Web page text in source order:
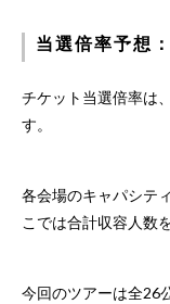
当選倍率予想
チケット当選倍率は、
す。
各会場のキャパシテ
こでは合計収容人数
今回のツアーは全26